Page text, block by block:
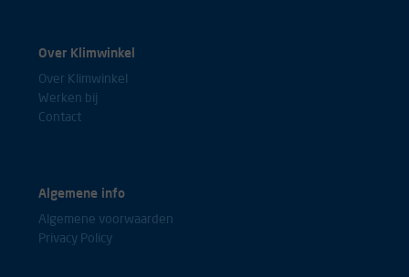
Over Klimwinkel
Over Klimwinkel
Werken bij
Contact
Algemene info
Algemene voorwaarden
Privacy Policy